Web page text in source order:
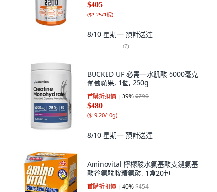
$405
($2.25/1錠)
8/10 星期一 預計送達
(7)
BUCKED UP 必需一水肌酸 6000毫克
葡萄蘋果, 1個, 250g
首購折扣價 39%$790
$480
($19.20/10g)
8/10 星期一 預計送達
Aminovital 檸檬酸水氨基酸支鏈氨基
酸谷氨酰胺精氨酸, 1盒20包
首購折扣價 40%$454